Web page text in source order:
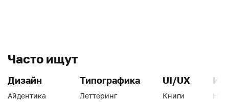
Часто ищут
Дизайн
Айдентика
Типографика
Леттеринг
UI/UX
Книги